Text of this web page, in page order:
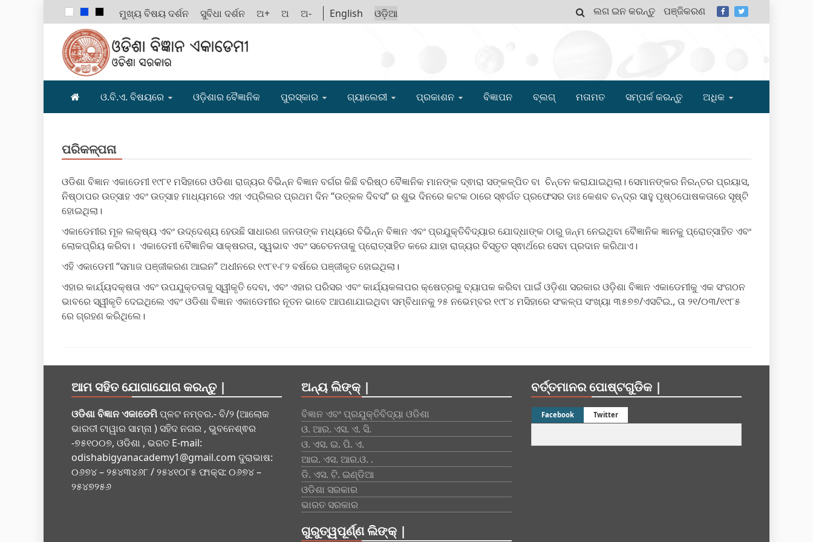
ମୁଖ୍ୟ ବିଷୟ ଦର୍ଶନ ସୁବିଧା ଦର୍ଶନ ଅ+ ଅ ଅ- English ଓଡ଼ିଆ ଲଗ ଇନ କରନ୍ତୁ ପଞ୍ଜିକରଣ
ODISHA BIGYAN ACADEMY
ଓ.ବି.ଏ. ବିଷୟରେ ଓଡ଼ିଶାର ବୈଜ୍ଞାନିକ ପୁରସ୍କାର ଗ୍ୟାଲେରୀ ପ୍ରକାଶନ ବିଜ୍ଞାପନ ବ୍ଲଗ୍ ମତାମତ ସମ୍ପର୍କ କରନ୍ତୁ ଅଧିକ
ପରିକଳ୍ପନା
ଓଡିଶା ବିଜ୍ଞାନ ଏକାଡେମୀ ୧୯୮୧ ମସିହାରେ ଓଡିଶା ରାଜ୍ୟର ବିଭିନ୍ନ ବିଜ୍ଞାନ ବର୍ଗର କିଛି ବରିଷ୍ଠ ବୈଜ୍ଞାନିକ ମାନଙ୍କ ଦ୍ଵାରା ସଙ୍କଳ୍ପିତ ବା ଚିନ୍ତନ କରାଯାଇଥିଲା। ସେମାନଙ୍କର ନିରନ୍ତର ପ୍ରୟାସ,
ନିଷ୍ଠାପର ଉତ୍ସାହ ଏବଂ ଉତ୍ସାହ ମାଧ୍ୟମରେ ଏହା ଏପ୍ରିଲର ପ୍ରଥମ ଦିନ “ଉତ୍କଳ ଦିବସ” ର ଶୁଭ ଦିନରେ କଟକ ଠାରେ ସ୍ଵର୍ଗତ ପ୍ରଫେସର ଡାଃ କେଶବ ଚନ୍ଦ୍ର ସାହୁ ପୃଷ୍ଠପୋଷକତାରେ ସୃଷ୍ଟି
ହୋଇଥିଲା।
ଏକାଡେମୀର ମୂଳ ଲକ୍ଷ୍ୟ ଏବଂ ଉଦ୍ଦେଶ୍ୟ ହେଉଛି ସାଧାରଣ ଜନତାଙ୍କ ମଧ୍ୟରେ ବିଭିନ୍ନ ବିଜ୍ଞାନ ଏବଂ ପ୍ରଯୁକ୍ତିବିଦ୍ୟାର ଯୋଦ୍ଧାଙ୍କ ଠାରୁ ଜନ୍ମ ନେଇଥିବା ବୈଜ୍ଞାନିକ ଜ୍ଞାନକୁ ପ୍ରୋତ୍ସାହିତ ଏବଂ
ଲୋକପ୍ରିୟ କରିବା। ଏକାଡେମୀ ବୈଜ୍ଞାନିକ ସାକ୍ଷରତା, ସ୍ୱଭାବ ଏବଂ ସଚେତନତାକୁ ପ୍ରୋତ୍ସାହିତ କରେ ଯାହା ରାଜ୍ୟର ବିସ୍ତୃତ ସ୍ଵାର୍ଥରେ ସେବା ପ୍ରଦାନ କରିଥାଏ।
ଏହି ଏକାଡେମୀ “ସମାଜ ପଞ୍ଜୀକରଣ ଆଇନ” ଅଧୀନରେ ୧୯୮୧-୮୨ ବର୍ଷରେ ପଞ୍ଜୀକୃତ ହୋଇଥିଲା।
ଏହାର କାର୍ଯ୍ୟଦକ୍ଷତା ଏବଂ ଉପଯୁକ୍ତତାକୁ ସ୍ୱୀକୃତି ଦେବା, ଏବଂ ଏହାର ପରିସର ଏବଂ କାର୍ଯ୍ୟକଳାପର କ୍ଷେତ୍ରକୁ ବ୍ୟାପକ କରିବା ପାଇଁ ଓଡ଼ିଶା ସରକାର ଓଡ଼ିଶା ବିଜ୍ଞାନ ଏକାଡେମୀକୁ ଏକ ସଂଗଠନ
ଭାବରେ ସ୍ୱୀକୃତି ଦେଇଥିଲେ ଏବଂ ଓଡିଶା ବିଜ୍ଞାନ ଏକାଡେମୀର ନୂତନ ଭାବେ ଆପଣାଯାଇଥିବା ସମ୍ବିଧାନକୁ ୨୫ ନଭେମ୍ବର ୧୯୮୪ ମସିହାରେ ସଂକଳ୍ପ ସଂଖ୍ୟା ୩୫୭୭/ଏସଟିଇ., ତା ୨୧/୦୩/୧୯୮୫
ରେ ଗ୍ରହଣ କରିଥିଲେ।
ଆମ ସହିତ ଯୋଗାଯୋଗ କରନ୍ତୁ |
ଓଡିଶା ବିଜ୍ଞାନ ଏକାଡେମିପ୍ଳଟ ନମ୍ବର.- ବି/୨ (ଆଲୋକ
ଭାରତୀ ଟାୱାର ସାମ୍ନା ) ସହିଦ ନଗର , ଭୁବନେଶ୍ଵର
-୭୫୧୦୦୭, ଓଡିଶା , ଭରତ E-mail:
odishabigyanacademy1@gmail.com ଦୁରାଭାଷ:
୦୬୭୪ – ୨୫୪୩୪୬୮ / ୨୫୪୧୦୮୫ ଫାକ୍ସ: ୦୬୭୪ –
୨୫୪୭୨୫୬
ଅନ୍ୟ ଲିଙ୍କ୍ |
ବିଜ୍ଞାନ ଏବଂ ପ୍ରଯୁକ୍ତିବିଦ୍ୟା ଓଡିଶା
ଓ. ଆର. ଏସ. ଏ. ସି.
ଓ. ଏସ. ଇ. ପି. ଏ.
ଆଇ. ଏସ. ଆର.ଓ. .
ଡି. ଏସ. ଟି. ଇଣ୍ଡିଆ
ଓଡିଶା ସରକାର
ଭାରତ ସରକାର
ଗୁରୁତ୍ୱପୂର୍ଣ୍ଣ ଲିଙ୍କ୍ |
ବର୍ତ୍ତମାନର ପୋଷ୍ଟଗୁଡିକ |
Facebook Twitter